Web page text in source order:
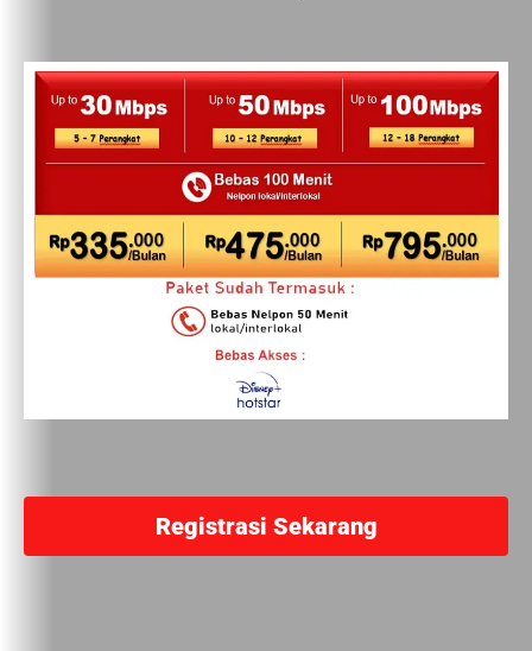
Registrasi Sekarang